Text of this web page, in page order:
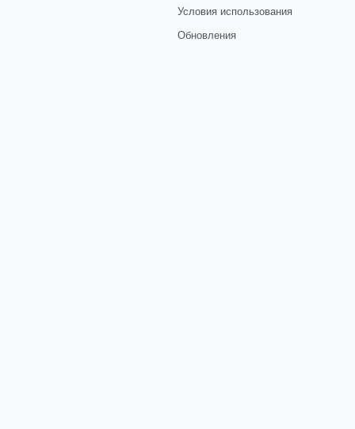
Условия использования
Обновления